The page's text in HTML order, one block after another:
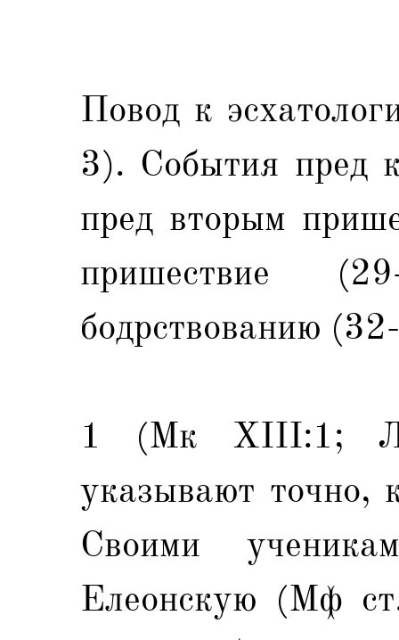
Повод к
3). События пред
пред вторым
пришествие
бодрствованию
1 (Мк XIII:1;
указывают точно,
Своими
Елеонскую (Мф